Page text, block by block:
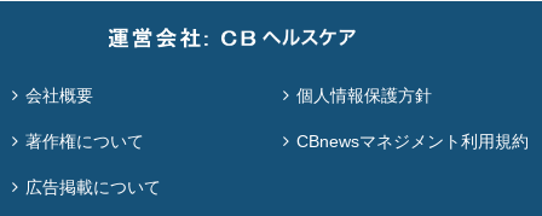
会社概要 個人情報保護方針
著作権について CBnewsマネジメント利用規約
広告掲載について